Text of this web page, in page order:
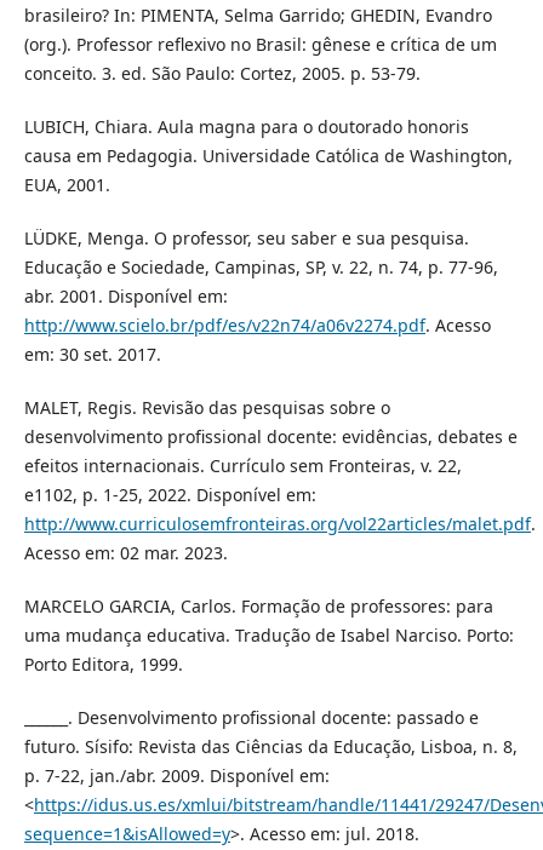
brasileiro? In: PIMENTA, Selma Garrido; GHEDIN, Evandro
(org.). Professor reflexivo no Brasil: gênese e crítica de um
conceito. 3. ed. São Paulo: Cortez, 2005. p. 53-79.
LUBICH, Chiara. Aula magna para o doutorado honoris
causa em Pedagogia. Universidade Católica de Washington,
EUA, 2001.
LÜDKE, Menga. O professor, seu saber e sua pesquisa.
Educação e Sociedade, Campinas, SP, v. 22, n. 74, p. 77-96,
abr. 2001. Disponível em:
http://www.scielo.br/pdf/es/v22n74/a06v2274.pdf. Acesso
em: 30 set. 2017.
MALET, Regis. Revisão das pesquisas sobre o
desenvolvimento profissional docente: evidências, debates e
efeitos internacionais. Currículo sem Fronteiras, v. 22,
e1102, p. 1-25, 2022. Disponível em:
http://www.curriculosemfronteiras.org/vol22articles/malet.pdf.
Acesso em: 02 mar. 2023.
MARCELO GARCIA, Carlos. Formação de professores: para
uma mudança educativa. Tradução de Isabel Narciso. Porto:
Porto Editora, 1999.
______. Desenvolvimento profissional docente: passado e
futuro. Sísifo: Revista das Ciências da Educação, Lisboa, n. 8,
p. 7-22, jan./abr. 2009. Disponível em:
<https://idus.us.es/xmlui/bitstream/handle/11441/29247/
sequence=1&isAllowed=y>. Acesso em: jul. 2018.